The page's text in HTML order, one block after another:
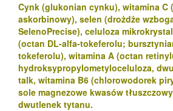
Cynk (glukonian cynku), witamina C
askorbinowy), selen (drożdże
SelenoPrecise), celuloza
(octan DL-alfa-tokeferolu;
tokeferolu), witamina A (octan
hydroksypropylometyloceluloza,
talk, witamina B6 (chlorowodorek
sole magnezowe kwasów
dwutlenek tytanu.